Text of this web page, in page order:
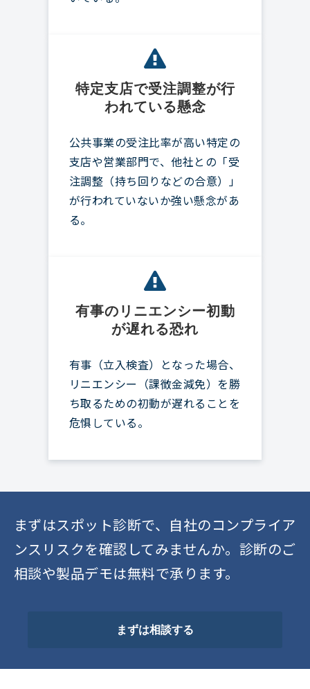
特定支店で受注調整が行
われている懸念
公共事業の受注比率が高い特定の
支店や営業部門で、他社との「受
注調整（持ち回りなどの合意）」
が行われていないか強い懸念があ
る。
有事のリニエンシー初動
が遅れる恐れ
有事（立入検査）となった場合、
リニエンシー（課徴金減免）を勝
ち取るための初動が遅れることを
危惧している。
まずはスポット診断で、自社のコンプライア
ンスリスクを確認してみませんか。診断のご
相談や製品デモは無料で承ります。
まずは相談する